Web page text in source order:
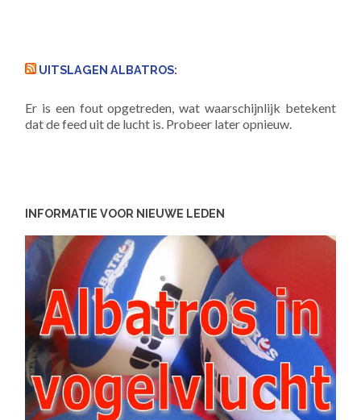
UITSLAGEN ALBATROS:
Er is een fout opgetreden, wat waarschijnlijk betekent
dat de feed uit de lucht is. Probeer later opnieuw.
INFORMATIE VOOR NIEUWE LEDEN